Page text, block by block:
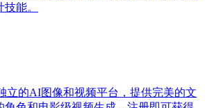
能。
立的AI图像和视频平台，提供完美的文